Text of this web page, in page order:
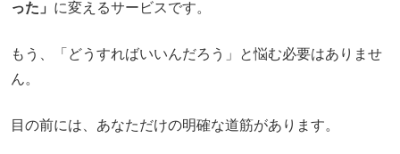
つまり、このサービスは…
「やりたいけど迷っている」